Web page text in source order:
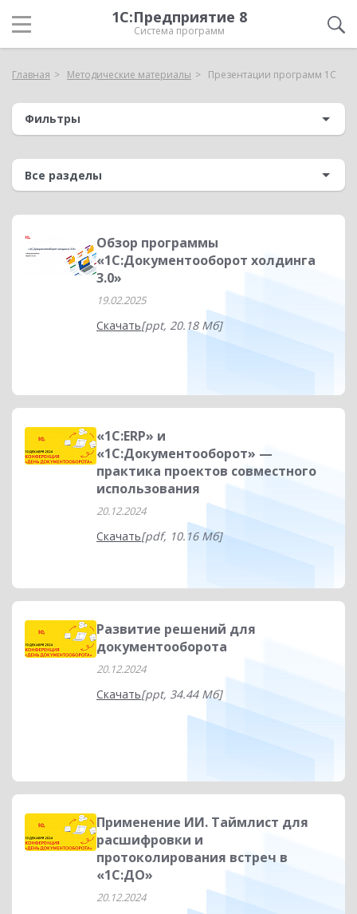
1С:Предприятие 8
Система программ
Главная Методические материалы Презентации программ 1С
Фильтры
Обзор программы
«1С:Документооборот холдинга
3.0»
19.02.2025
Скачать[ppt, 20.18 Мб]
«1С:ERP» и
«1С:Документооборот» —
практика проектов совместного
использования
20.12.2024
Скачать[pdf, 10.16 Мб]
Развитие решений для
документооборота
20.12.2024
Скачать[ppt, 34.44 Мб]
Применение ИИ. Таймлист для
расшифровки и
протоколирования встреч в
«1С:ДО»
20.12.2024